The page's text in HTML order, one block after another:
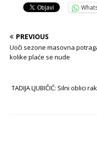
PREVIOUS
Uoči sezone masovna
kolike plaće se nude
TADIJA LJUBIČIĆ: Silni oblici